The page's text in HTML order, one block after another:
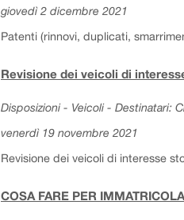
giovedì 2 dicembre 2021
Patenti (rinnovi, duplicati,
Revisione dei veicoli di
Disposizioni - Veicoli - Destinatari:
venerdì 19 novembre 2021
Revisione dei veicoli di interesse
COSA FARE PER